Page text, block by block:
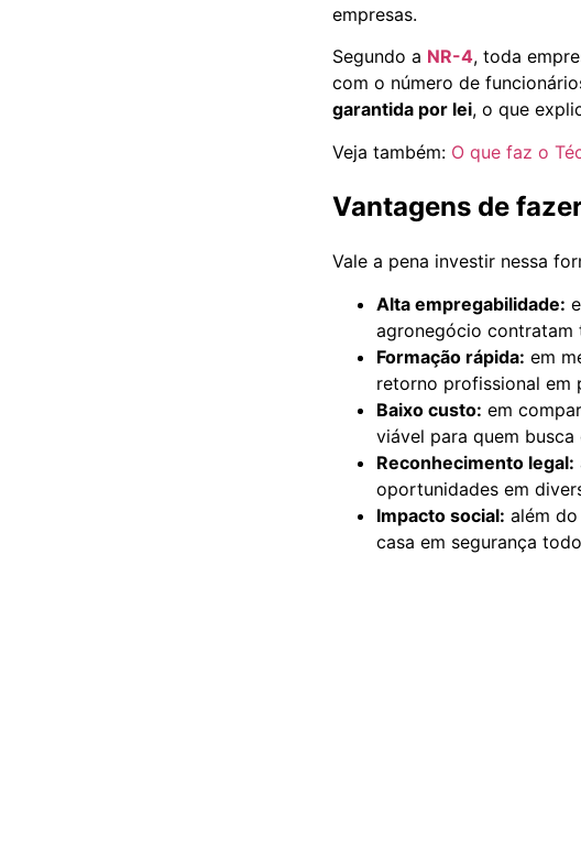
empresas.
Segundo a NR-4, toda
com o número de
garantida por lei, o que
Veja também: O que faz o
Vantagens de
Vale a pena investir nessa
Alta empregabilidade:
agronegócio contratam
Formação rápida: em
retorno profissional em
Baixo custo: em
viável para quem
Reconhecimento legal:
oportunidades em
Impacto social: além do
casa em segurança